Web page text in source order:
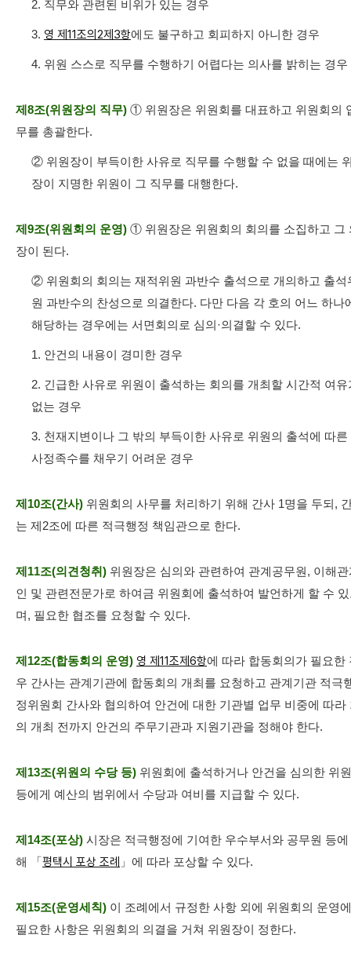
2. 직무와 관련된 비위가 있는 경우
3. 영 제11조의2제3항에도 불구하고 회피하지 아니한 경우
4. 위원 스스로 직무를 수행하기 어렵다는 의사를 밝히는 경우
제8조(위원장의 직무) ① 위원장은 위원회를 대표하고 위원회의
무를 총괄한다.
② 위원장이 부득이한 사유로 직무를 수행할 수 없을 때에는
장이 지명한 위원이 그 직무를 대행한다.
제9조(위원회의 운영) ① 위원장은 위원회의 회의를 소집하고 그
장이 된다.
② 위원회의 회의는 재적위원 과반수 출석으로 개의하고 출석
원 과반수의 찬성으로 의결한다. 다만 다음 각 호의 어느 하나
해당하는 경우에는 서면회의로 심의·의결할 수 있다.
1. 안건의 내용이 경미한 경우
2. 긴급한 사유로 위원이 출석하는 회의를 개최할 시간적 여유
없는 경우
3. 천재지변이나 그 밖의 부득이한 사유로 위원의 출석에 따른
사정족수를 채우기 어려운 경우
제10조(간사) 위원회의 사무를 처리하기 위해 간사 1명을 두되,
는 제2조에 따른 적극행정 책임관으로 한다.
제11조(의견청취) 위원장은 심의와 관련하여 관계공무원, 이해관
인 및 관련전문가로 하여금 위원회에 출석하여 발언하게 할 수
며, 필요한 협조를 요청할 수 있다.
제12조(합동회의 운영) 영 제11조제6항에 따라 합동회의가 필요한
우 간사는 관계기관에 합동회의 개최를 요청하고 관계기관 적극
정위원회 간사와 협의하여 안건에 대한 기관별 업무 비중에 따라
의 개최 전까지 안건의 주무기관과 지원기관을 정해야 한다.
제13조(위원의 수당 등) 위원회에 출석하거나 안건을 심의한 위원
등에게 예산의 범위에서 수당과 여비를 지급할 수 있다.
제14조(포상) 시장은 적극행정에 기여한 우수부서와 공무원 등에
해 「평택시 포상 조례 」에 따라 포상할 수 있다.
제15조(운영세칙) 이 조례에서 규정한 사항 외에 위원회의 운영에
필요한 사항은 위원회의 의결을 거쳐 위원장이 정한다.